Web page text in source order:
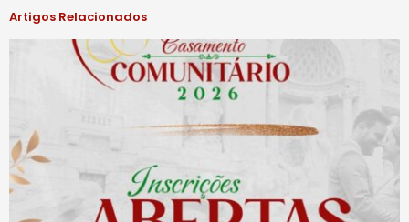
Artigos Relacionados